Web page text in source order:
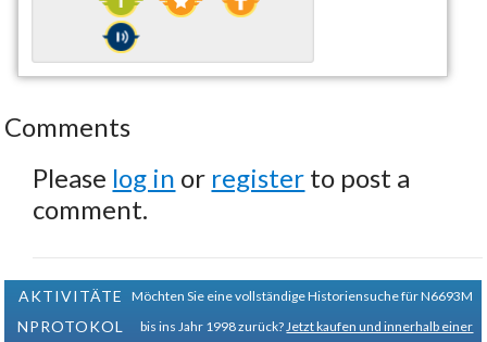
Comments
Please log in or register to post a
comment.
AKTIVITÄTE
NPROTOKOL
Möchten Sie eine vollständige Historiensuche für N6693M
bis ins Jahr 1998 zurück? Jetzt kaufen und innerhalb einer